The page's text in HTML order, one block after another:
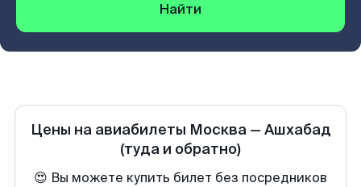
Найти
Цены на авиабилеты Москва— Ашхабад
(туда и обратно)
😍 Вы можете купить билет без посредников